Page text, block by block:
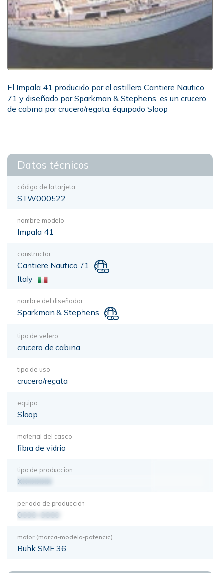
El Impala 41 producido por el astillero Cantiere Nautico
71 y diseñado por Sparkman & Stephens, es un crucero
de cabina por crucero/regata, équipado Sloop
Datos técnicos
código de la tarjeta
STW000522
nombre modelo
Impala 41
constructor
Cantiere Nautico 71
Italy
nombre del diseñador
Sparkman & Stephens
tipo de velero
crucero de cabina
tipo de uso
crucero/regata
equipo
Sloop
material del casco
fibra de vidrio
tipo de produccion
XXXXXXX
periodo de producción
0000-0000
motor (marca-modelo-potencia)
Buhk SME 36